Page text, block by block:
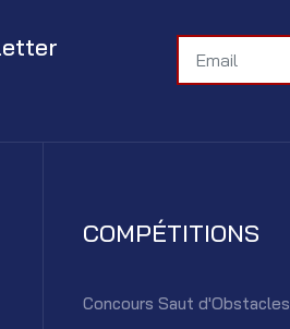
COMPÉTITIONS
Concours Saut d'Obstacles